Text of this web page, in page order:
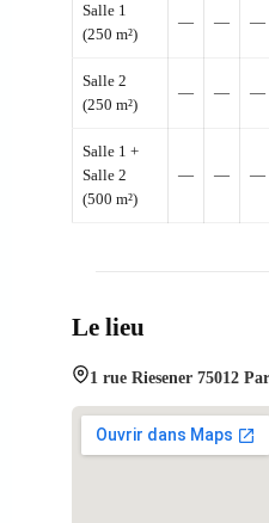
Salle 1
(250 m²)
— — —
Salle 2
(250 m²)
— — —
Salle 1 +
Salle 2
(500 m²)
— — —
Le lieu
1 rue Riesener 75012